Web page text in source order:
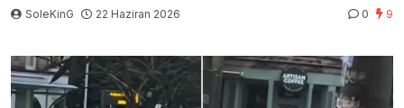
SoleKinG 22 Haziran 2026 0 9